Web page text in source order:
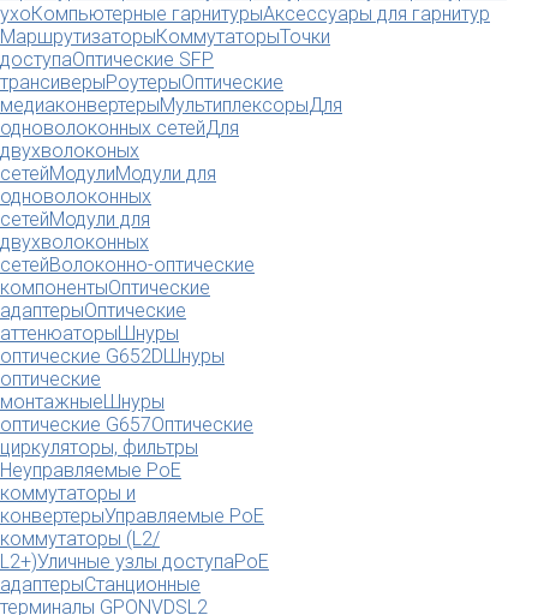
ухоКомпьютерные гарнитурыАксессуары для гарнитур
МаршрутизаторыКоммутаторыТочки
доступаОптические SFP
трансиверыРоутерыОптические
медиаконвертерыМультиплексорыДля
одноволоконных сетейДля
двухволоконых
сетейМодулиМодули для
одноволоконных
сетейМодули для
двухволоконных
сетейВолоконно-оптические
компонентыОптические
адаптерыОптические
аттенюаторыШнуры
оптические G652DШнуры
оптические
монтажныеШнуры
оптические G657Оптические
циркуляторы, фильтры
Неуправляемые PoE
коммутаторы и
конвертерыУправляемые PoE
коммутаторы (L2/
L2+)Уличные узлы доступаPoE
адаптерыСтанционные
терминалы GPONVDSL2